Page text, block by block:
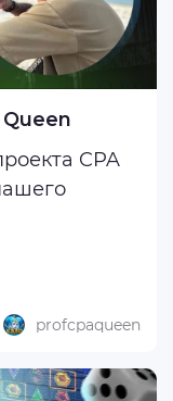
CPA
и что
Также
profcpaqueen